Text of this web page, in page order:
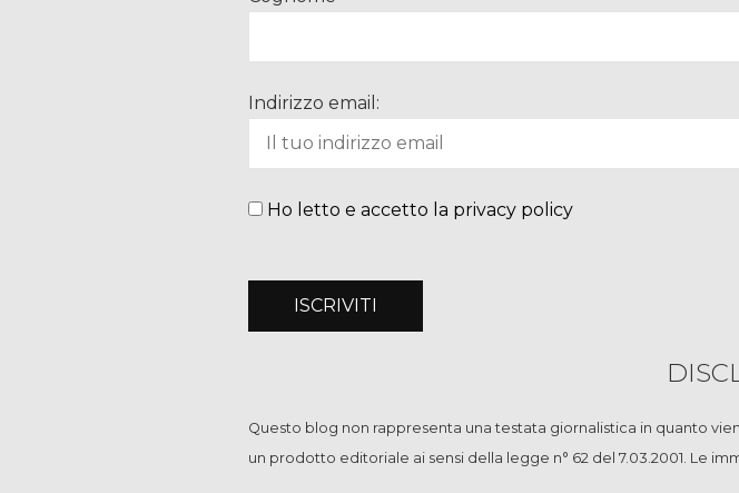
Indirizzo email:
Ho letto e accetto la privacy policy
Questo blog non rappresenta una testata giornalistica in quanto
un prodotto editoriale ai sensi della legge n° 62 del 7.03.2001. Le